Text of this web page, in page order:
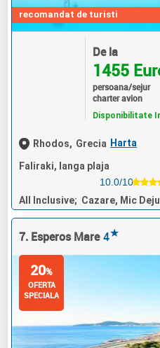
recomandat de turisti
De la
1455
persoana/sejur
charter avion
Disponibilitate
Rhodos, Grecia Harta
Faliraki, langa plaja
10.0/10
All Inclusive; Cazare, Mic
7. Esperos Mare 4★
20%
OFERTA
SPECIALA